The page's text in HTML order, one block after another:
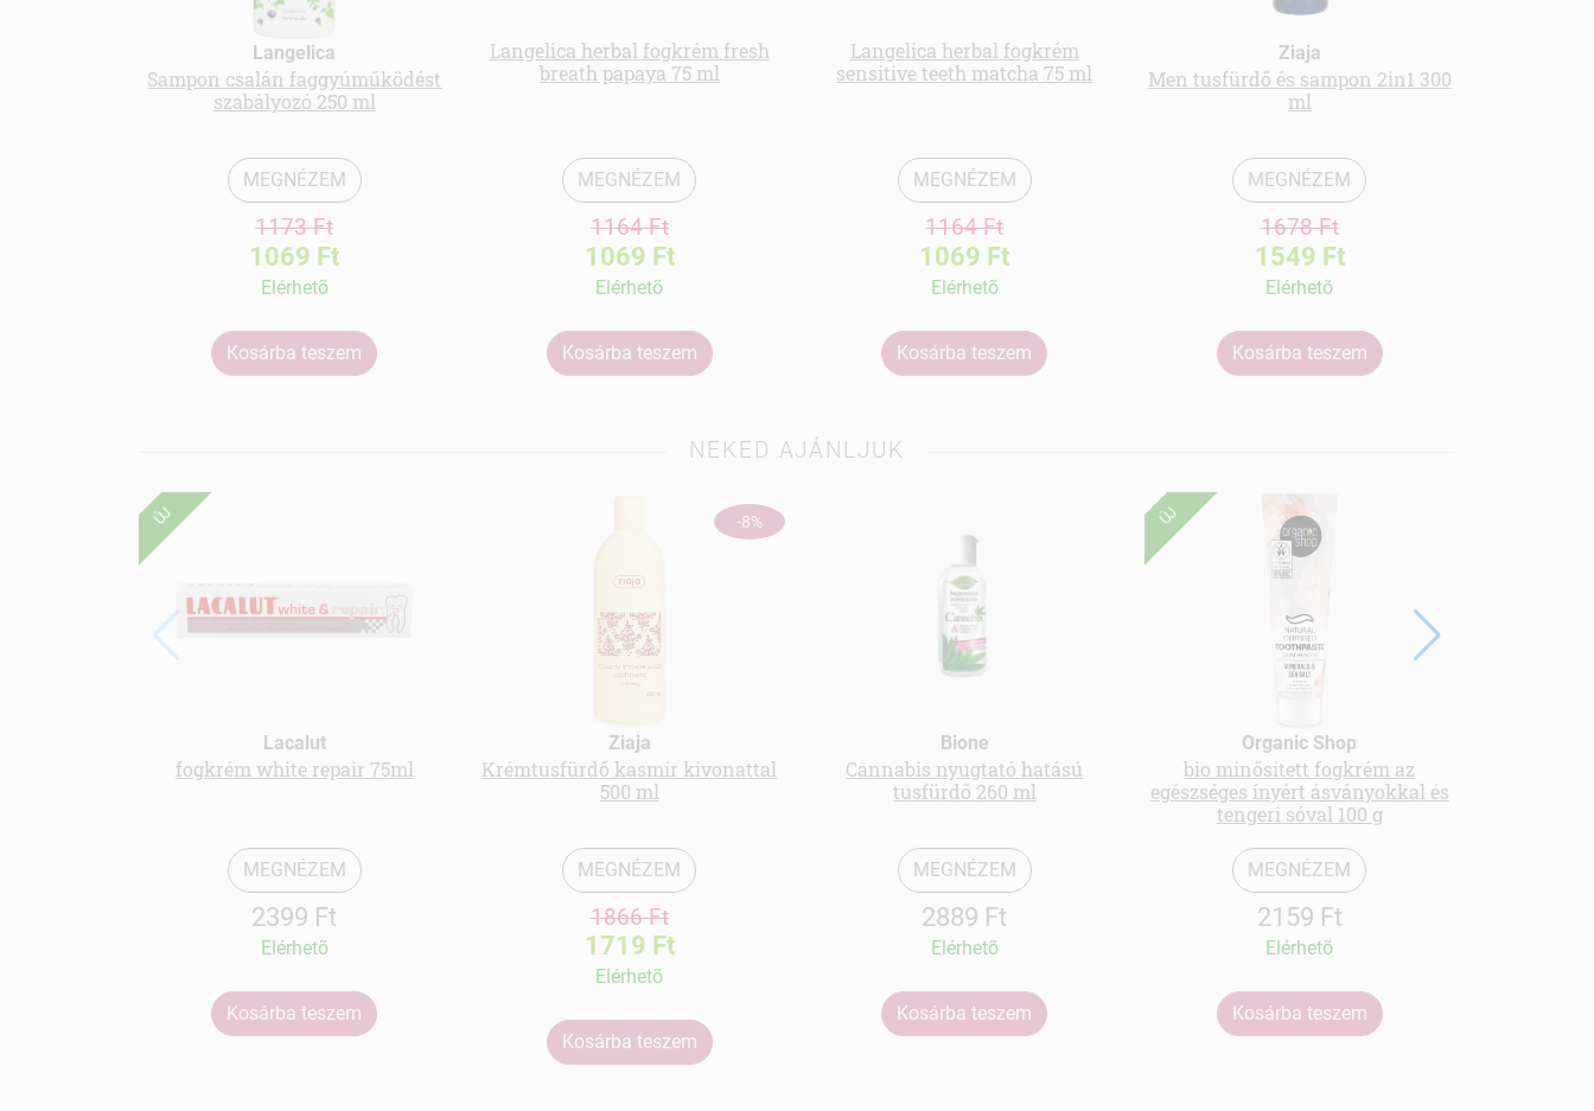
Langelica
Sampon csalán faggyúműködést
szabályozó 250 ml
MEGNÉZEM
1173 Ft
1069 Ft
Elérhetõ
Kosárba teszem
Langelica herbal fogkrém fresh
breath papaya 75 ml
MEGNÉZEM
1164 Ft
1069 Ft
Elérhetõ
Kosárba teszem
Langelica herbal fogkrém
sensitive teeth matcha 75 ml
MEGNÉZEM
1164 Ft
1069 Ft
Elérhetõ
Kosárba teszem
Ziaja
Men tusfürdő és sampon 2in1 300
ml
MEGNÉZEM
1678 Ft
1549 Ft
Elérhetõ
Kosárba teszem
NEKED AJÁNLJUK
ÚJ
Lacalut
fogkrém white repair 75ml
MEGNÉZEM
2399 Ft
Elérhetõ
Kosárba teszem
-8%
Ziaja
Krémtusfürdő kasmír kivonattal
500 ml
MEGNÉZEM
1866 Ft
1719 Ft
Elérhetõ
Kosárba teszem
Bione
Cannabis nyugtató hatású
tusfürdő 260 ml
MEGNÉZEM
2889 Ft
Elérhetõ
Kosárba teszem
ÚJ
Organic Shop
bio minősített fogkrém az
egészséges ínyért ásványokkal és
tengeri sóval 100 g
MEGNÉZEM
2159 Ft
Elérhetõ
Kosárba teszem